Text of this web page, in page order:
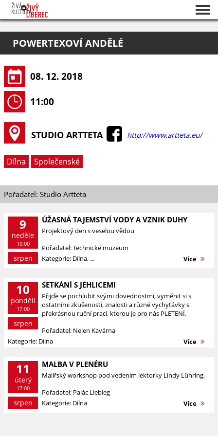
O projektu
Pořadatelé
POWERTEXOVÍ ANDĚLÉ
08. 12. 2018
11:00
STUDIO ARTTETA http://www.artteta.eu/
Dílna Společenské
Pořadatel: Studio Artteta
9
neděle
10:00
srpen
ÚŽASNÁ TAJEMSTVÍ VODY A VZNIK DUHY
Projektový den s veselou vědou
Pořadatel: Technické muzeum
Kategorie: Dílna, ...
Více
10
pondělí
17:00
srpen
SETKÁNÍ S JEHLICEMI
Přijďe se pochlubit svými dovednostmi, vyměnit si s
ostatními zkušenosti, znalosti a různé vychytávky s
překrásnou ruční prací, kterou je pro nás PLETENÍ.
Pořadatel: Nejen Kavárna
Kategorie: Dílna
Více
11
úterý
17:00
srpen
MALBA V PLENÉRU
Malířský workshop pod vedením lektorky Lindy Lühring.
Pořadatel: Palác Liebieg
Kategorie: Dílna
Více